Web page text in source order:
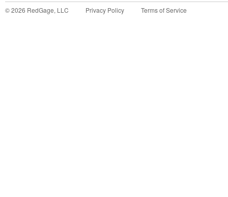
©2026 RedGage, LLC Privacy Policy Terms of Service